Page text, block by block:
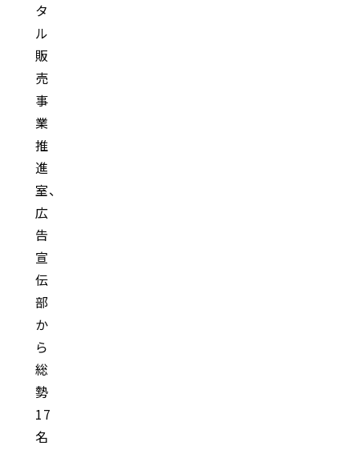
タ
ル
販
売
事
業
推
進
室、
広
告
宣
伝
部
か
ら
総
勢
17
名